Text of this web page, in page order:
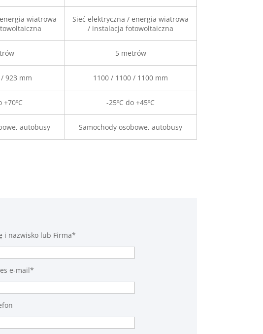
wiatrowa
Sieć elektryczna / energia wiatrowa
/ instalacja fotowoltaiczna
5 metrów
923 mm 1100 / 1100 / 1100 mm
+70ºC -25ºC do +45ºC
autobusy Samochody osobowe, autobusy
i nazwisko lub Firma*
e-mail*